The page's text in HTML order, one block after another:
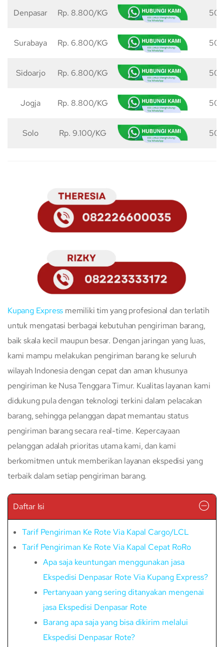
Denpasar Rp. 8.800/KG 50
Surabaya Rp. 6.800/KG 50
Sidoarjo Rp. 6.800/KG 50
Jogja Rp. 8.800/KG 50
Solo Rp. 9.100/KG 50
Kupang Express memiliki tim yang profesional dan terlatih
untuk mengatasi berbagai kebutuhan pengiriman barang,
baik skala kecil maupun besar. Dengan jaringan yang luas,
kami mampu melakukan pengiriman barang ke seluruh
wilayah Indonesia dengan cepat dan aman khusunya
pengiriman ke Nusa Tenggara Timur. Kualitas layanan kami
didukung pula dengan teknologi terkini dalam pelacakan
barang, sehingga pelanggan dapat memantau status
pengiriman barang secara real-time. Kepercayaan
pelanggan adalah prioritas utama kami, dan kami
berkomitmen untuk memberikan layanan ekspedisi yang
terbaik dalam setiap pengiriman barang.
Daftar Isi
Tarif Pengiriman Ke Rote Via Kapal Cargo/LCL
Tarif Pengiriman Ke Rote Via Kapal Cepat RoRo
Apa saja keuntungan menggunakan jasa
Ekspedisi Denpasar Rote Via Kupang Express?
Pertanyaan yang sering ditanyakan mengenai
jasa Ekspedisi Denpasar Rote
Barang apa saja yang bisa dikirim melalui
Ekspedisi Denpasar Rote?